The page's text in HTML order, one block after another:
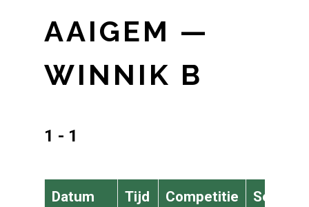
AAIGEM —
WINNIK B
1 - 1
Datum Tijd Competitie Seizoen